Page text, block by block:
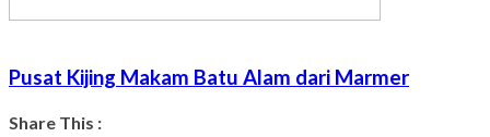
Pusat Kijing Makam Batu Alam dari Marmer
Share This :